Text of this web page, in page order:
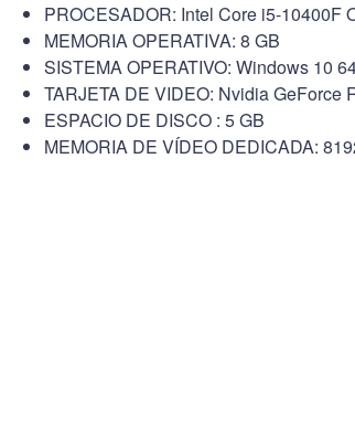
PROCESADOR: Intel Core i5-10400F
MEMORIA OPERATIVA: 8 GB
SISTEMA OPERATIVO: Windows 10
TARJETA DE VIDEO: Nvidia GeForce
ESPACIO DE DISCO : 5 GB
MEMORIA DE VÍDEO DEDICADA: